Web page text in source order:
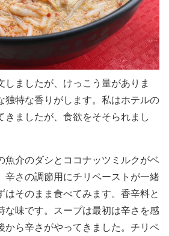
しましたが、けっこう量がありま
独特な香りがします。私はホテルの
きましたが、食欲をそそられまし
魚介のダシとココナッツミルクがベ
辛さの調節用にチリペーストが一緒
はそのまま食べてみます。香辛料と
な味です。スープは最初は辛さを感
から辛さがやってきました。チリペ